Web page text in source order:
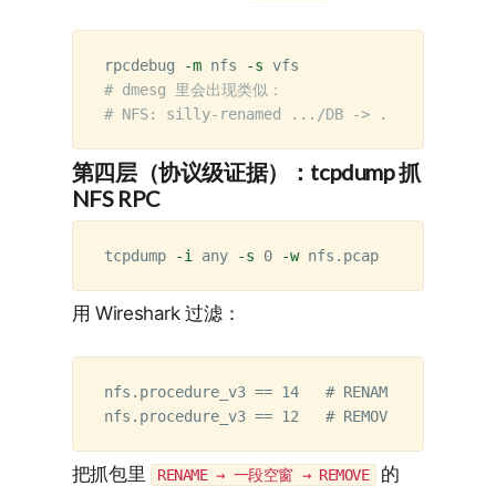
rpcdebug -m nfs -s
# dmesg 里会出现类似：
# NFS: silly-renamed .../DB ->
第四层（协议级证据）：tcpdump 抓
NFS RPC
tcpdump -i any -s 0 -w
用 Wireshark 过滤：
nfs.procedure_v3 == 14   # RENAME — silly
把抓包里 RENAME → 一段空窗 → REMOVE
的